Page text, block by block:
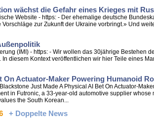
wächst die Gefahr eines Krieges mit
Website - https: - Der ehemalige deutsche
zur Zukunft der Ukraine vorbringt.» Und
(IMI) - https: - Wir wollen das 30jährige Bestehen
diesem Kontext veröffentlichen wir hier Teile eines
On Actuator-Maker Powering Humanoid
Just Made A Physical AI Bet On Actuator-
in Futronic, a 33-year-old automotive supplier
the South Korean...
+ Doppelte News